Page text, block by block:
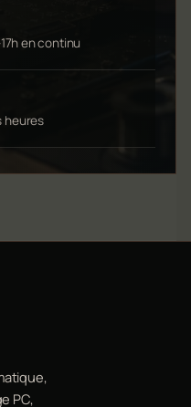
en continu
heures
PC,